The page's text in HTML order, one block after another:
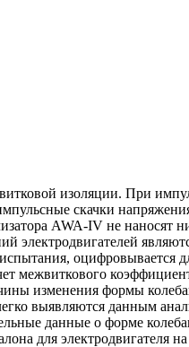
изоляции. При
скачки
AWA-IV не наносят
оцифровывается
изменения формы
выявляются данным
данные о форме
для электродвигателя